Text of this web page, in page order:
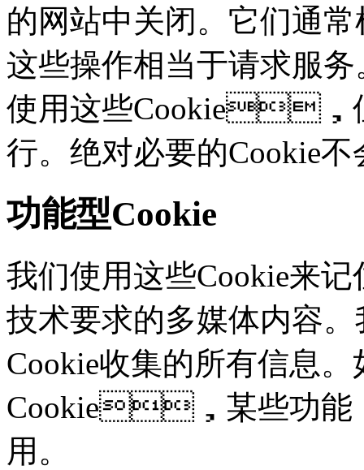
的网站中关闭。它们通常
这些操作相当于请求服
使用这些Cookie，
行。绝对必要的Cookie
功能型Cookie
我们使用这些Cookie来
技术要求的多媒体内容
Cookie收集的所有信息
Cookie，某些功能
用。